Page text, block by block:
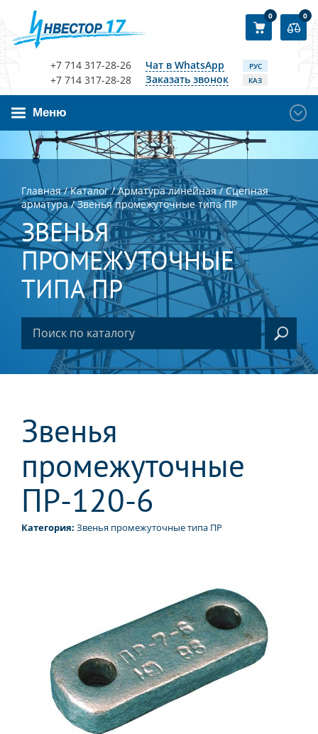
+7 714 317-28-26
+7 714 317-28-28
Чат в WhatsApp
Заказать звонок
РУС
КАЗ
0 0
Меню
Главная/Каталог/Арматура линейная/Сцепная
арматура/Звенья промежуточные типа ПР
ЗВЕНЬЯ
ПРОМЕЖУТОЧНЫЕ
ТИПА ПР
Звенья
промежуточные
ПР-120-6
Категория: Звенья промежуточные типа ПР